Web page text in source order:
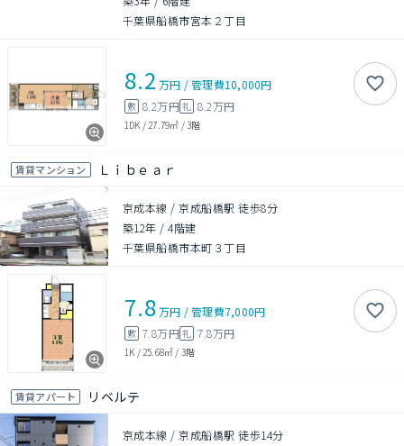
千葉県船橋市宮本２丁目
8.2 万円 /管理費10,000円
敷 8.2万円礼 8.2万円
1DK / 27.79㎡ /3階
賃貸マンション Ｌｉｂｅａｒ
京成本線 / 京成船橋駅 徒歩8分
築12年 /4階建
千葉県船橋市本町３丁目
7.8万円 /管理費7,000円
敷 7.8万円礼 7.8万円
1K / 25.68㎡ / 3階
賃貸アパート リベルテ
京成本線 / 京成船橋駅 徒歩14分